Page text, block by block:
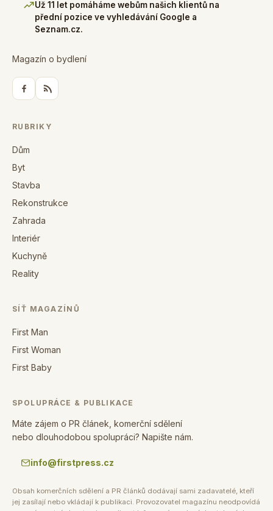
Už 11 let pomáháme webům našich klientů na
přední pozice ve vyhledávání Google a
Seznam.cz.
Magazín o bydlení
RUBRIKY
Dům
Byt
Stavba
Rekonstrukce
Zahrada
Interiér
Kuchyně
Reality
SÍŤ MAGAZÍNŮ
First Man
First Woman
First Baby
SPOLUPRÁCE & PUBLIKACE
Máte zájem o PR článek, komerční sdělení
nebo dlouhodobou spolupráci? Napište nám.
info@firstpress.cz
Obsah komerčních sdělení a PR článků dodávají sami zadavatelé, kteří
jej zasílají nebo vkládají k publikaci. Provozovatel magazínu neodpovídá